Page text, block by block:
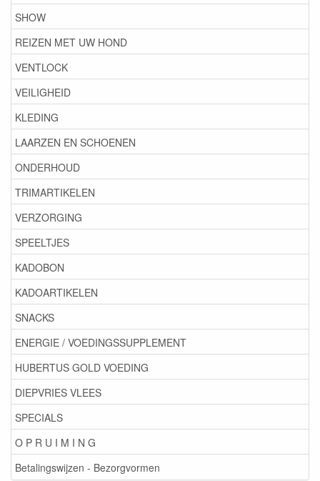
SHOW
REIZEN MET UW HOND
VENTLOCK
VEILIGHEID
KLEDING
LAARZEN EN SCHOENEN
ONDERHOUD
TRIMARTIKELEN
VERZORGING
SPEELTJES
KADOBON
KADOARTIKELEN
SNACKS
ENERGIE / VOEDINGSSUPPLEMENT
HUBERTUS GOLD VOEDING
DIEPVRIES VLEES
SPECIALS
O P R U I M I N G
Betalingswijzen - Bezorgvormen